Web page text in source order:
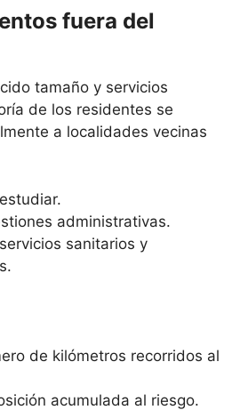
fuera del
tamaño y servicios
de los residentes se
a localidades vecinas
administrativas.
sanitarios y
de kilómetros recorridos al
acumulada al riesgo.